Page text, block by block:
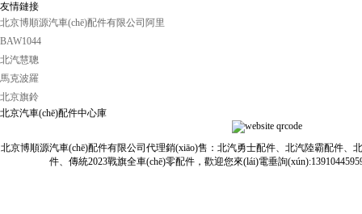
友情鏈接
北京博順源汽車(chē)配件有限公司阿里
BAW1044
北汽慧聰
馬克波羅
北京旗鈴
北京汽車(chē)配件中心庫
北京博順源汽車(chē)配件有限公司代理銷(xiāo)售：北汽勇士配件、北汽陸霸配件、
件、傳統2023戰旗全車(chē)零配件，歡迎您來(lái)電垂詢